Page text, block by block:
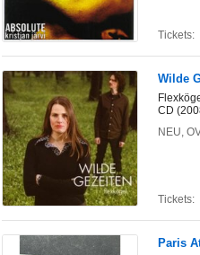
Tickets:
Wilde
CD
NEU,
Tickets:
Paris